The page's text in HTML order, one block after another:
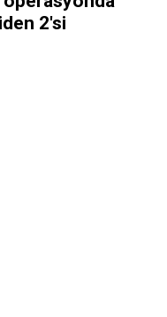
2'si